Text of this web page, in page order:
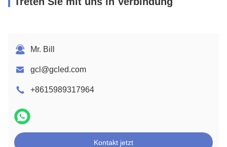
Mr. Bill
gcl@gcled.com
+8615989317964
Kontakt jetzt